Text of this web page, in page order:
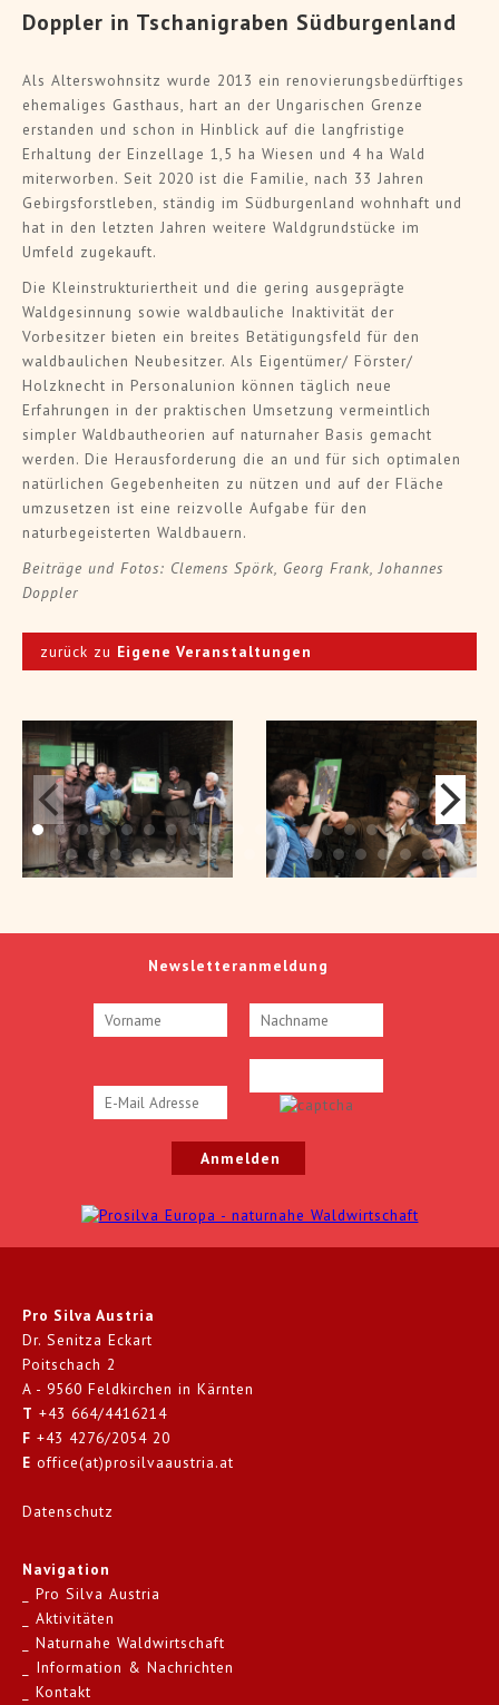
Doppler in Tschanigraben Südburgenland
Als Alterswohnsitz wurde 2013 ein renovierungsbedürftiges
ehemaliges Gasthaus, hart an der Ungarischen Grenze
erstanden und schon in Hinblick auf die langfristige
Erhaltung der Einzellage 1,5 ha Wiesen und 4 ha Wald
miterworben. Seit 2020 ist die Familie, nach 33 Jahren
Gebirgsforstleben, ständig im Südburgenland wohnhaft und
hat in den letzten Jahren weitere Waldgrundstücke im
Umfeld zugekauft.
Die Kleinstrukturiertheit und die gering ausgeprägte
Waldgesinnung sowie waldbauliche Inaktivität der
Vorbesitzer bieten ein breites Betätigungsfeld für den
waldbaulichen Neubesitzer. Als Eigentümer/ Förster/
Holzknecht in Personalunion können täglich neue
Erfahrungen in der praktischen Umsetzung vermeintlich
simpler Waldbautheorien auf naturnaher Basis gemacht
werden. Die Herausforderung die an und für sich optimalen
natürlichen Gegebenheiten zu nützen und auf der Fläche
umzusetzen ist eine reizvolle Aufgabe für den
naturbegeisterten Waldbauern.
Beiträge und Fotos: Clemens Spörk, Georg Frank, Johannes
Doppler
zurück zu Eigene Veranstaltungen
Newsletteranmeldung
Pro Silva Austria
Dr. Senitza Eckart
Poitschach 2
A - 9560 Feldkirchen in Kärnten
T +43 664/4416214
F +43 4276/2054 20
E office(at)prosilvaaustria.at
Datenschutz
Navigation
Pro Silva Austria
Aktivitäten
Naturnahe Waldwirtschaft
Information & Nachrichten
Kontakt